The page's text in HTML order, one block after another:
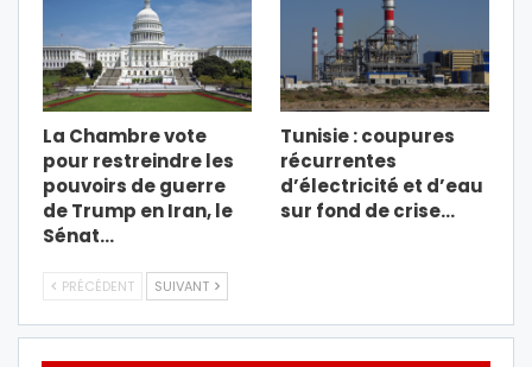
La Chambre vote
pour restreindre les
pouvoirs de guerre
de Trump en Iran, le
Sénat…
Tunisie : coupures
récurrentes
d’électricité et d’eau
sur fond de crise…
PRÉCÉDENT SUIVANT